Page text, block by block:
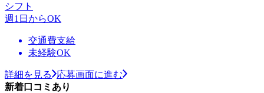
シフト
週1日からOK
交通費支給
未経験OK
詳細を見る
応募画面に進む
新着口コミあり